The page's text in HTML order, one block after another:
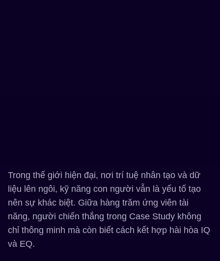
Trong thế giới hiện đại, nơi trí tuệ nhân tạo và dữ
liệu lên ngôi, kỹ năng con người vẫn là yếu tố tạo
nên sự khác biệt. Giữa hàng trăm ứng viên tài
năng, người chiến thắng trong Case Study không
chỉ thông minh mà còn biết cách kết hợp hài hòa IQ
và EQ.